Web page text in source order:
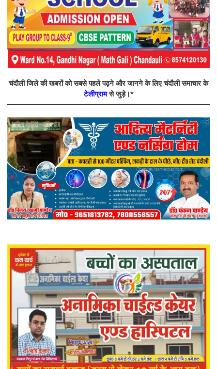
चंदौली जिले की खबरों को सबसे पहले पढ़ने और जानने के लिए चंदौली समाचार के
टेलीग्रामसे जुड़े।*